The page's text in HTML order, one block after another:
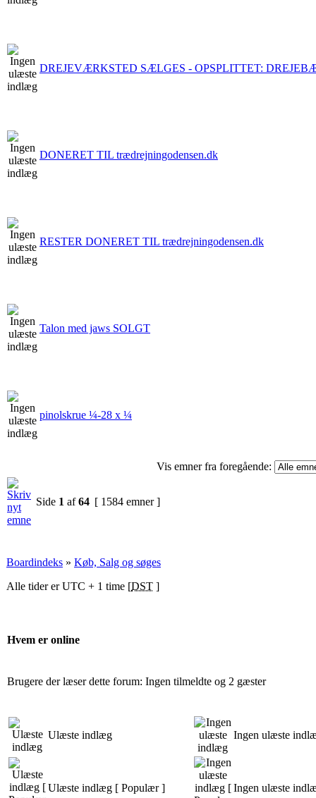
DREJEVÆRKSTED SÆLGES - OPSPLITTET:
DONERET TIL trædrejningodensen.dk
RESTER DONERET TIL trædrejningodensen.dk
Talon med jaws SOLGT
pinolskrue ¼-28 x ¼
Vis emner fra foregående:
Side 1 af64 [ 1584 emner ]
Boardindeks » Køb, Salg og søges
Alle tider er UTC + 1 time [DST ]
Hvem er online
Brugere der læser dette forum: Ingen tilmeldte og 2 gæster
Ulæste indlæg Ingen ulæste
Ulæste indlæg [ Populær ] Ingen ulæste